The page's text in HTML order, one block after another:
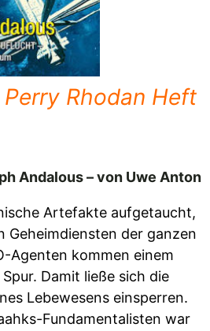
Rhodan Heft
Andalous – von Uwe Anton
Artefakte aufgetaucht,
Geheimdiensten der ganzen
Agenten kommen einem
Damit ließe sich die
Lebewesens einsperren.
Fundamentalisten war